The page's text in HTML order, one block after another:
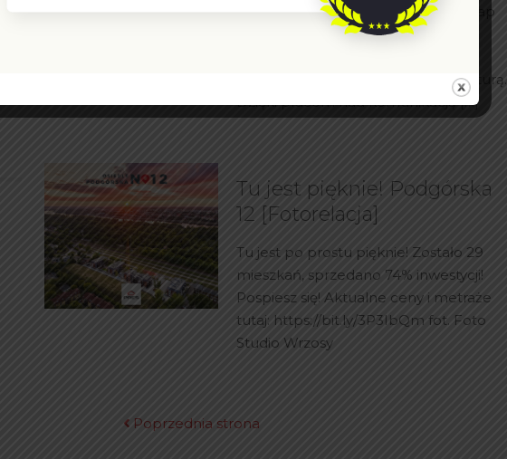
nasza nowa inwestycja. Jej każdy etap
został starannie przemyślany, by
miejsca i współgrać z otaczająca naturą.
Dzięki pracom nad komunikacją[…]
Tu jest pięknie! Podgórska
12 [Fotorelacja]
Tu jest po prostu pięknie! Zostało 29
mieszkań, sprzedano 74% inwestycji!
Pospiesz się! Aktualne ceny i metraże
tutaj: https://bit.ly/3P3IbQm fot. Foto
Studio Wrzosy
Poprzednia strona